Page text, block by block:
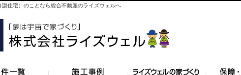
譲住宅）のことなら総合不動産のライズウェルへ